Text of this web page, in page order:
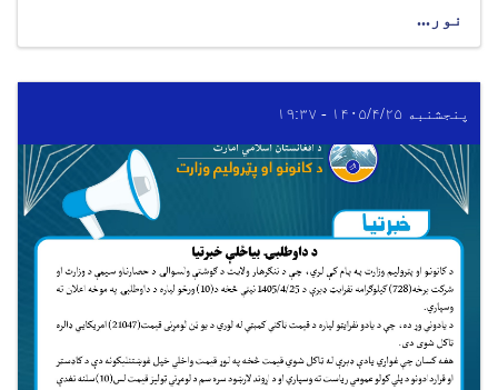
نور...
پنجشنبه ۱۴۰۵/۴/۲۵ - ۱۹:۳۷